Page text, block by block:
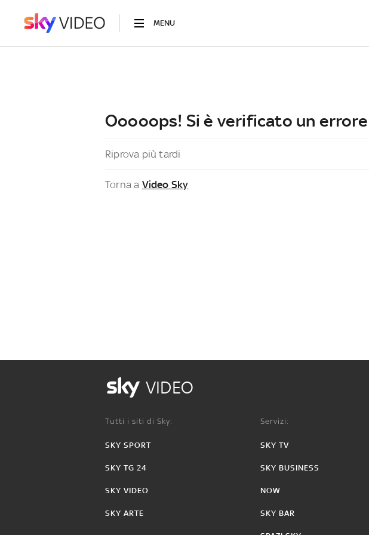
MENU
Ooooops! Si è verificato un errore
Riprova più tardi
Torna a Video Sky
VIDEO
Tutti i siti di Sky:
SKY SPORT
SKY TG 24
SKY VIDEO
SKY ARTE
Servizi:
SKY TV
SKY BUSINESS
NOW
SKY BAR